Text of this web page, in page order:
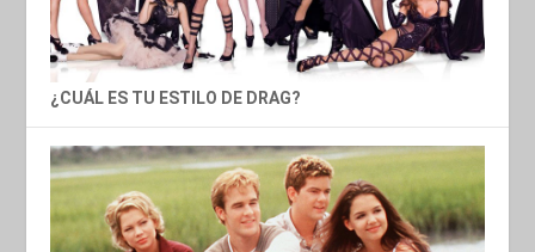
¿CUÁL ES TU ESTILO DE DRAG?